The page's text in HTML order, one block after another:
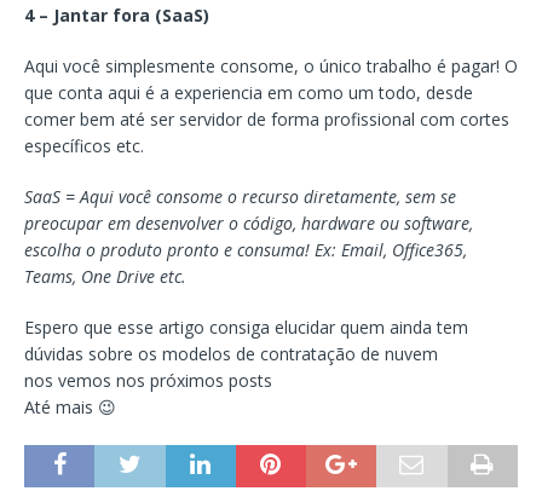
4 – Jantar fora (SaaS)
Aqui você simplesmente consome, o único trabalho é pagar! O
que conta aqui é a experiencia em como um todo, desde
comer bem até ser servidor de forma profissional com cortes
específicos etc.
SaaS = Aqui você consome o recurso diretamente, sem se
preocupar em desenvolver o código, hardware ou software,
escolha o produto pronto e consuma! Ex: Email, Office365,
Teams, One Drive etc.
Espero que esse artigo consiga elucidar quem ainda tem
dúvidas sobre os modelos de contratação de nuvem
nos vemos nos próximos posts
Até mais 😉